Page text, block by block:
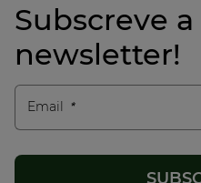
Subscreve a
newsletter!
Email